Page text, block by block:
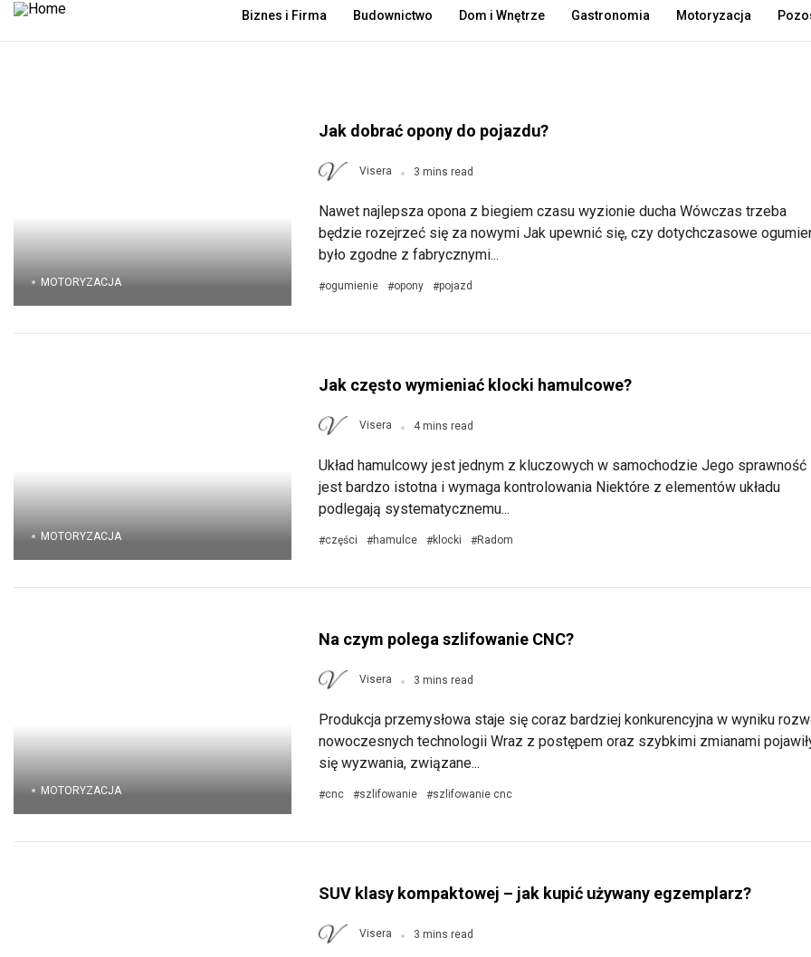
Biznes i Firma Budownictwo Dom i Wnętrze Gastronomia Motoryzacja
MOTORYZACJA
Jak dobrać opony do pojazdu?
Visera 3 mins read
Nawet najlepsza opona z biegiem czasu wyzionie ducha Wówczas trzeba
będzie rozejrzeć się za nowymi Jak upewnić się, czy dotychczasowe
było zgodne z fabrycznymi...
#ogumienie #opony #pojazd
MOTORYZACJA
Jak często wymieniać klocki hamulcowe?
Visera 4 mins read
Układ hamulcowy jest jednym z kluczowych w samochodzie Jego sprawność
jest bardzo istotna i wymaga kontrolowania Niektóre z elementów układu
podlegają systematycznemu...
#części #hamulce #klocki #Radom
MOTORYZACJA
Na czym polega szlifowanie CNC?
Visera 3 mins read
Produkcja przemysłowa staje się coraz bardziej konkurencyjna w wyniku
nowoczesnych technologii Wraz z postępem oraz szybkimi zmianami
się wyzwania, związane...
#cnc #szlifowanie #szlifowanie cnc
SUV klasy kompaktowej – jak kupić używany egzemplarz?
Visera 3 mins read